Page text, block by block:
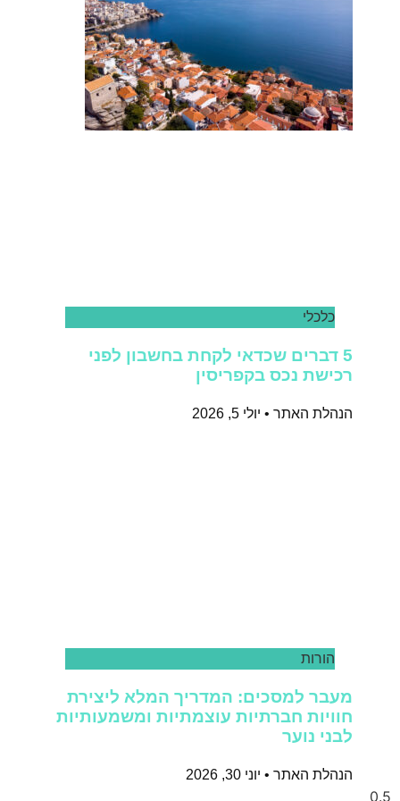
כלכלי
5 דברים שכדאי לקחת בחשבון לפני
רכישת נכס בקפריסין
הנהלת האתר יולי 5, 2026
הורות
מעבר למסכים: המדריך המלא ליצירת
חוויות חברתיות עוצמתיות ומשמעותיות
לבני נוער
הנהלת האתר יוני 30, 2026